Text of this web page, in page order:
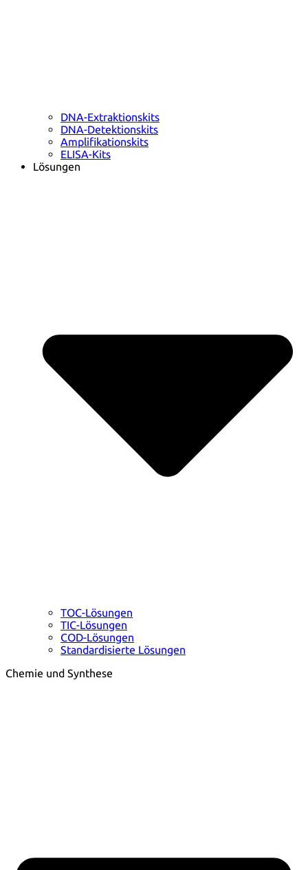
DNA-Extraktionskits
DNA-Detektionskits
Amplifikationskits
ELISA-Kits
Lösungen
TOC-Lösungen
TIC-Lösungen
COD-Lösungen
Standardisierte Lösungen
Chemie und Synthese